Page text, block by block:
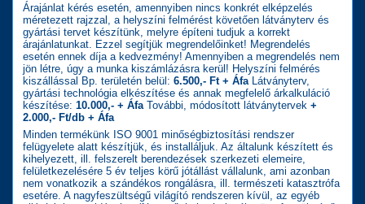
Árajánlat kérés esetén, amennyiben nincs konkrét elképzelés
méretezett rajzzal, a helyszíni felmérést követően látványterv és
gyártási tervet készítünk, melyre építeni tudjuk a korrekt
árajánlatunkat. Ezzel segítjük megrendelőinket! Megrendelés
esetén ennek díja a kedvezmény! Amennyiben a megrendelés nem
jön létre, úgy a munka kiszámlázásra kerül! Helyszíni felmérés
kiszállással Bp. területén belül:6.500,- Ft + Áfa Látványterv,
gyártási technológia elkészítése és annak megfelelő árkalkuláció
készítése:10.000,- + Áfa További, módosított látványtervek +
2.000,- Ft/db + Áfa
Minden termékünk ISO 9001 minőségbiztosítási rendszer
felügyelete alatt készítjük, és installáljuk. Az általunk készített és
kihelyezett, ill. felszerelt berendezések szerkezeti elemeire,
felületkezelésére 5 év teljes körű jótállást vállalunk, ami azonban
nem vonatkozik a szándékos rongálásra, ill. természeti katasztrófa
esetére. A nagyfeszültségű világító rendszeren kívül, az egyéb